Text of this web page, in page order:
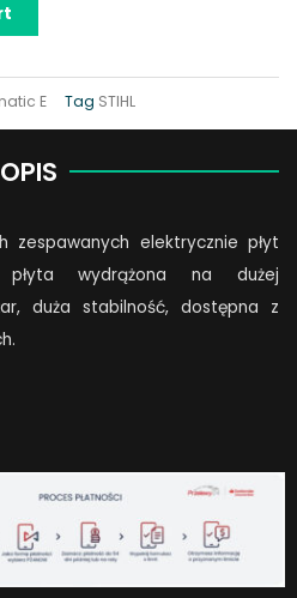
E Tag STIHL
OPIS
zespawanych elektrycznie płyt
płyta wydrążona na dużej
duża stabilność, dostępna z